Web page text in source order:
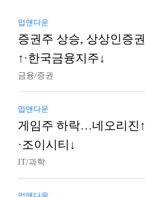
업앤다운
증권주 상승, 상상인증권
↑·한국금융지주↓
금융/증권
업앤다운
게임주 하락…네오리진↑
·조이시티↓
IT/과학